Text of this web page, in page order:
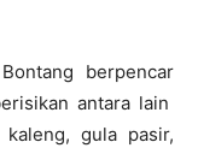
berpencar
antara lain
gula pasir,